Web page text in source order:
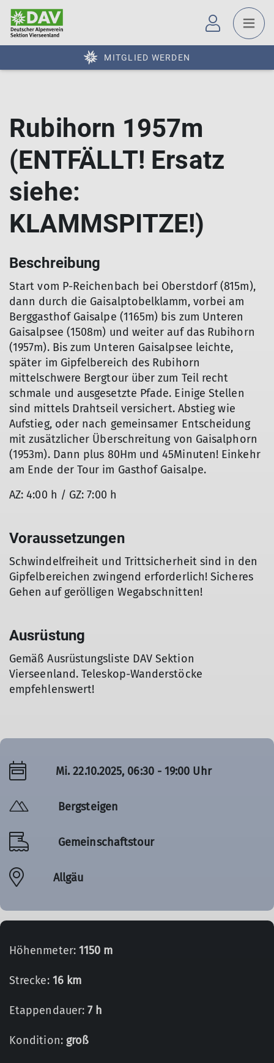
MITGLIED WERDEN
Rubihorn 1957m
(ENTFÄLLT! Ersatz
siehe:
KLAMMSPITZE!)
Beschreibung
Start vom P-Reichenbach bei Oberstdorf (815m),
dann durch die Gaisalptobelklamm, vorbei am
Berggasthof Gaisalpe (1165m) bis zum Unteren
Gaisalpsee (1508m) und weiter auf das Rubihorn
(1957m). Bis zum Unteren Gaisalpsee leichte,
später im Gipfelbereich des Rubihorn
mittelschwere Bergtour über zum Teil recht
schmale und ausgesetzte Pfade. Einige Stellen
sind mittels Drahtseil versichert. Abstieg wie
Aufstieg, oder nach gemeinsamer Entscheidung
mit zusätzlicher Überschreitung von Gaisalphorn
(1953m). Dann plus 80Hm und 45Minuten! Einkehr
am Ende der Tour im Gasthof Gaisalpe.
AZ: 4:00 h / GZ: 7:00 h
Voraussetzungen
Schwindelfreiheit und Trittsicherheit sind in den
Gipfelbereichen zwingend erforderlich! Sicheres
Gehen auf gerölligen Wegabschnitten!
Ausrüstung
Gemäß Ausrüstungsliste DAV Sektion
Vierseenland. Teleskop-Wanderstöcke
empfehlenswert!
Mi. 22.10.2025, 06:30 - 19:00 Uhr
Bergsteigen
Gemeinschaftstour
Allgäu
Höhenmeter: 1150 m
Strecke: 16 km
Etappendauer:7 h
Kondition: groß